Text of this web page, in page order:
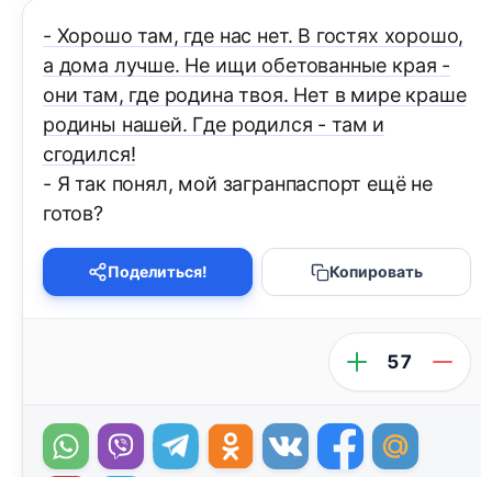
- Хорошо там, где нас нет. В гостях хорошо,
а дома лучше. Не ищи обетованные края -
они там, где родина твоя. Нет в мире краше
родины нашей. Где родился - там и
сгодился!
- Я так понял, мой загранпаспорт ещё не
готов?
Поделиться! Копировать
57